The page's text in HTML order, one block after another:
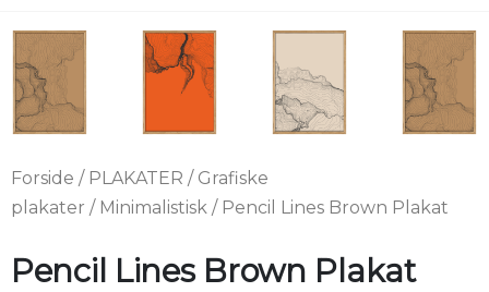
Forside / PLAKATER / Grafiske
plakater / Minimalistisk / Pencil Lines Brown Plakat
Pencil Lines Brown Plakat